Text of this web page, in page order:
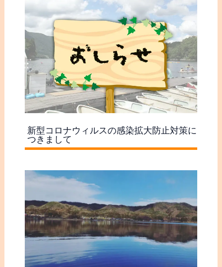
新型コロナウィルスの感染拡大防止対策に
つきまして